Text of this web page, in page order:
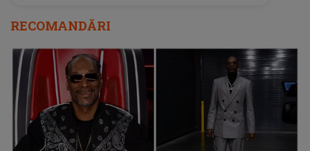
RECOMANDĂRI